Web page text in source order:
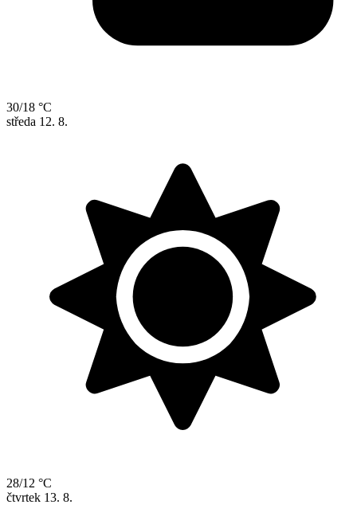
30/18 °C
středa 12. 8.
28/12 °C
čtvrtek 13. 8.